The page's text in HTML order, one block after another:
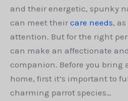
and their energetic, spunky
can meet their care needs,
attention. But for the right
can make an affectionate
companion. Before you bring
home, first it’s important to
charming parrot species…